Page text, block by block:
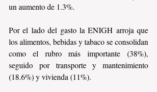
un aumento de 1.3%.
Por el lado del gasto la ENIGH arroja que
los alimentos, bebidas y tabaco se consolidan
como el rubro más importante (38%),
seguido por transporte y mantenimiento
(18.6%) y vivienda (11%).